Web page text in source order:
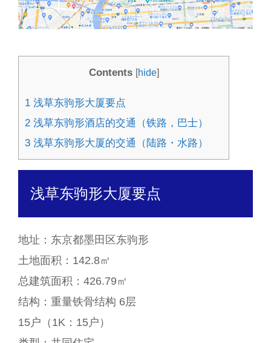
Contents [hide]
1 浅草东驹形大厦要点
2 浅草东驹形酒店的交通（铁路，巴士）
3 浅草东驹形大厦的交通 （陆路・水路）
浅草东驹形大厦要点
地址：东京都墨田区东驹形
土地面积：142.8㎡
总建筑面积：426.79㎡
结构：重量铁骨结构 6层
15户（1K：15户）